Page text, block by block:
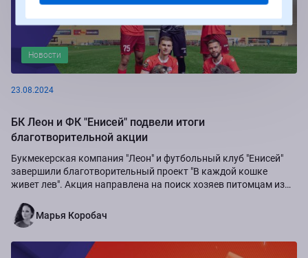
Новости
23.08.2024
БК Леон и ФК "Енисей" подвели итоги
благотворительной акции
Букмекерская компания "Леон" и футбольный клуб "Енисей"
завершили благотворительный проект "В каждой кошке
живет лев". Акция направлена на поиск хозяев питомцам из
Марья Коробач